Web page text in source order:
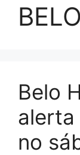
Belo
no